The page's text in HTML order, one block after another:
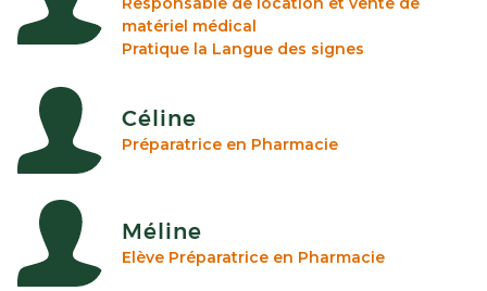
matériel médical
Pratique la Langue des signes
Céline
Préparatrice en Pharmacie
Méline
Elève Préparatrice en Pharmacie